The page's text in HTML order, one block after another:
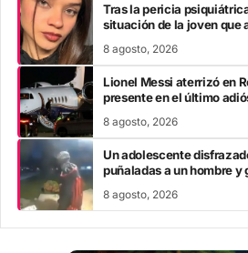
Tras la pericia
situación de la joven que
8 agosto, 2026
Lionel Messi aterrizó en
presente en el último
8 agosto, 2026
Un adolescente
puñaladas a un hombre
8 agosto, 2026